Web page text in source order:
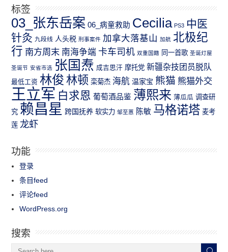
标签
03_张东岳案 06_病童救助 Cecilia PS3 中医
针灸 九段线 人头税 刑事案件 加拿大落基山 加航 北极纪
行 南方周末 南海争端 卡车司机 双重国籍 同一首歌 圣诞灯屋
圣诞节 安省市选 张国焘 成吉思汗 摩托党 新疆杂技团员脱队
最低工资 林俊 林顿 栾菊杰 海航 温家宝 熊猫 熊猫外交
王立军 白求恩 葡萄酒品鉴 薄熙来 薄瓜瓜 调查研
究 赖昌星 跨国抚养 软实力 邹至蕙 陈敏 马格诺塔 麦考
莲 龙虾
功能
登录
条目feed
评论feed
WordPress.org
搜索